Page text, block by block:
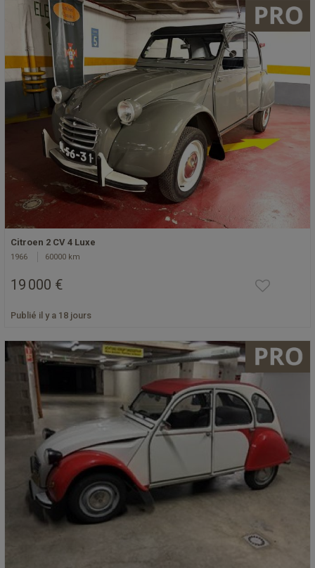
Citroen 2 CV 4 Luxe
1966 60000 km
19 000 €
Publié il y a 18 jours